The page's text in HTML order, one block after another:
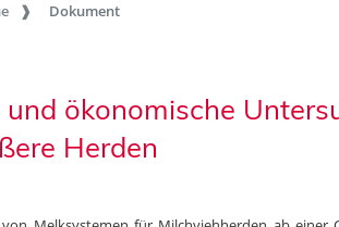
Dokument
ökonomische
Herden